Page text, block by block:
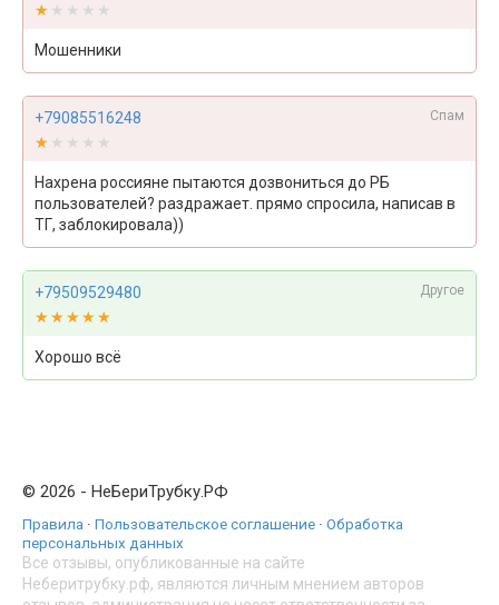
★★★★★
★★★★★
Мошенники
+79085516248 Спам
★★★★★
★★★★★
Нахрена россияне пытаются дозвониться до РБ
пользователей? раздражает. прямо спросила, написав в
ТГ, заблокировала))
+79509529480 Другое
★★★★★
★★★★★
Хорошо всё
© 2026 - НеБериТрубку.РФ
Правила · Пользовательское соглашение · Обработка
персональных данных
Все отзывы, опубликованные на сайте
Неберитрубку.рф, являются личным мнением авторов